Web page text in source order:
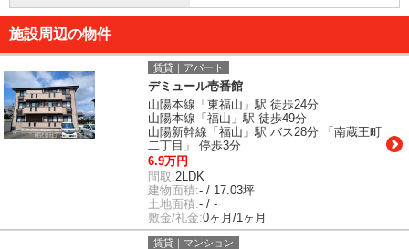
施設周辺の物件
賃貸｜アパート
デミュール壱番館
山陽本線「東福山」駅 徒歩24分
山陽本線「福山」駅 徒歩49分
山陽新幹線「福山」駅 バス28分 「南蔵王町
二丁目」 停歩3分
6.9万円
間取:2LDK
建物面積:- / 17.03坪
土地面積:- / -
敷金/礼金:0ヶ月/1ヶ月
賃貸｜マンション